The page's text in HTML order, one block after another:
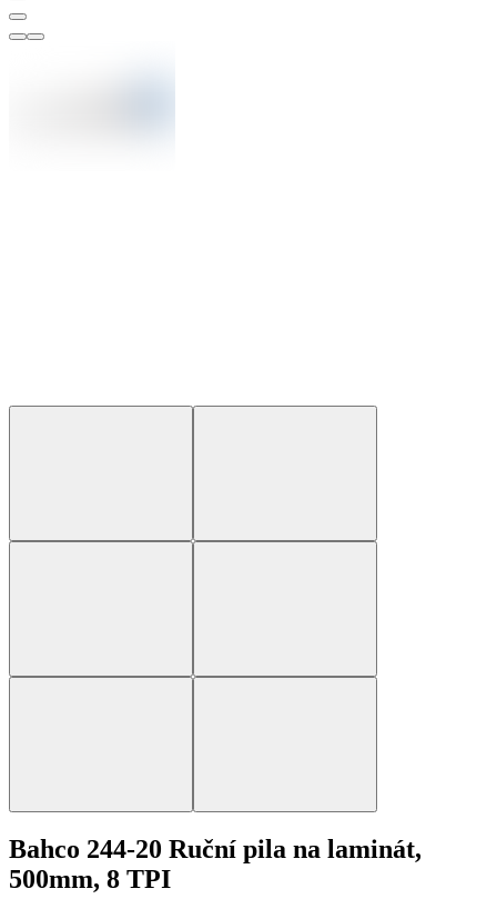
Bahco 244-20 Ruční pila na laminát,
500mm, 8 TPI